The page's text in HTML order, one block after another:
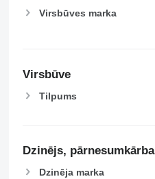
Virsbūves marka
Virsbūve
Tilpums
Dzinējs, pārnesumkārba
Dzinēja marka